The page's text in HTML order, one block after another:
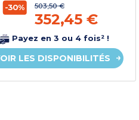
-30% 503,50 €
352,45 €
Payez en 3 ou 4 fois² !
LES DISPONIBILITÉS